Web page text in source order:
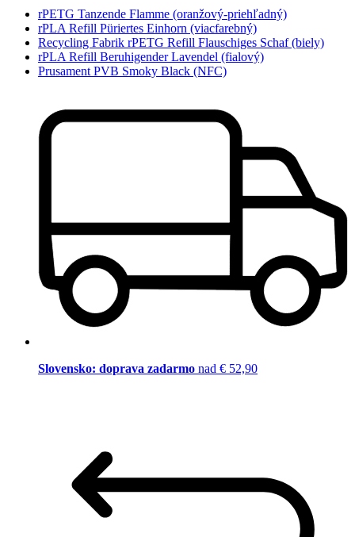
rPETG Tanzende Flamme (oranžový-priehľadný)
rPLA Refill Püriertes Einhorn (viacfarebný)
Recycling Fabrik rPETG Refill Flauschiges Schaf (biely)
rPLA Refill Beruhigender Lavendel (fialový)
Prusament PVB Smoky Black (NFC)
Slovensko: doprava zadarmo nad € 52,90